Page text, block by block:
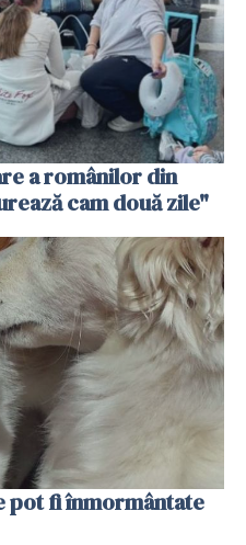
a românilor din
cam două zile"
pot fi înmormântate